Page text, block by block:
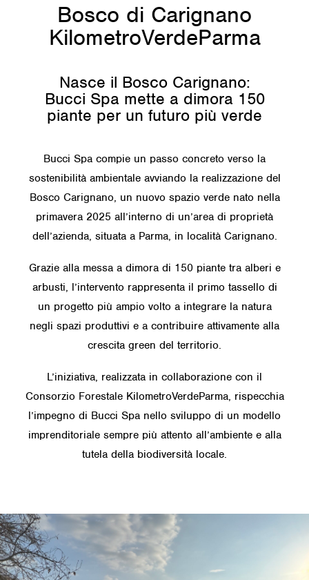
Bosco di Carignano
KilometroVerdeParma
Nasce il Bosco Carignano:
Bucci Spa mette a dimora 150
piante per un futuro più verde
Bucci Spa compie un passo concreto verso la
sostenibilità ambientale avviando la realizzazione del
Bosco Carignano, un nuovo spazio verde nato nella
primavera 2025 all’interno di un’area di proprietà
dell’azienda, situata a Parma, in località Carignano.
Grazie alla messa a dimora di 150 piante tra alberi e
arbusti, l’intervento rappresenta il primo tassello di
un progetto più ampio volto a integrare la natura
negli spazi produttivi e a contribuire attivamente alla
crescita green del territorio.
L’iniziativa, realizzata in collaborazione con il
Consorzio Forestale KilometroVerdeParma, rispecchia
l’impegno di Bucci Spa nello sviluppo di un modello
imprenditoriale sempre più attento all’ambiente e alla
tutela della biodiversità locale.